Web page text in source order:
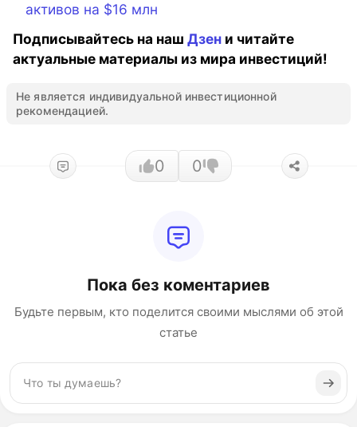
активов на $16 млн
Подписывайтесь на наш Дзен и читайте
актуальные материалы из мира инвестиций!
Не является индивидуальной инвестиционной
рекомендацией.
0 0
Пока без коментариев
Будьте первым, кто поделится своими мыслями об этой
статье